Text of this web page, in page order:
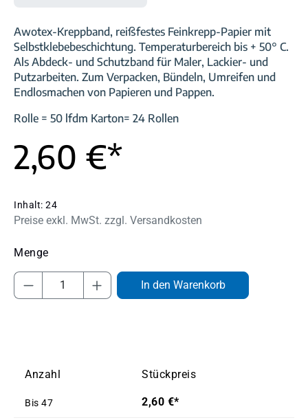
Awotex-Kreppband, reißfestes Feinkrepp-Papier mit
Selbstklebebeschichtung. Temperaturbereich bis + 50° C.
Als Abdeck- und Schutzband für Maler, Lackier- und
Putzarbeiten. Zum Verpacken, Bündeln, Umreifen und
Endlosmachen von Papieren und Pappen.
Rolle = 50 lfdm Karton= 24 Rollen
2,60 €*
Inhalt: 24
Preise exkl. MwSt. zzgl. Versandkosten
Produkt Anzahl: Gib den gewünschten
In den Warenkorb
Anzahl Stückpreis
Bis 47 2,60 €*